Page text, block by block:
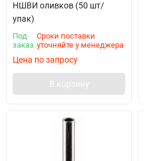
НШВИ оливков (50 шт/
упак)
Под
заказ
Сроки поставки
уточняйте у менеджера
Цена по запросу
В корзину